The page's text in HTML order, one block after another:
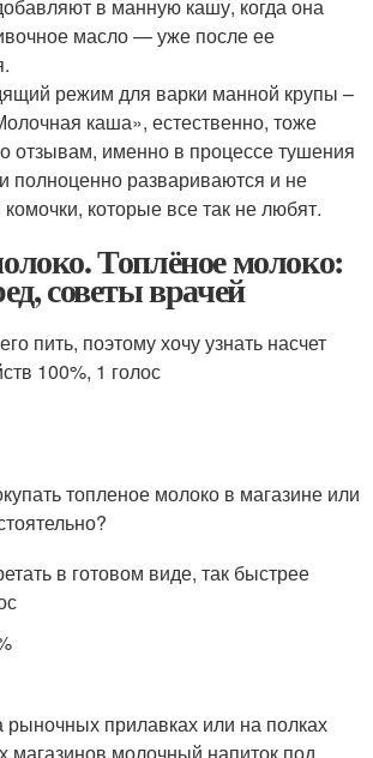
в манную кашу, когда она
масло — уже после ее
режим для варки манной крупы –
каша», естественно, тоже
отзывам, именно в процессе тушения
полноценно развариваются и не
которые все так не любят.
Топлёное молоко:
советы врачей
пить, поэтому хочу узнать насчет
100%, 1 голос
топленое молоко в магазине или
в готовом виде, так быстрее
рыночных прилавках или на полках